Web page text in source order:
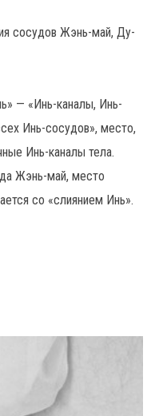
сосудов Жэнь-май, Ду-
— «Инь-каналы, Инь-
Инь-сосудов», место,
Инь-каналы тела.
Жэнь-май, место
со «слиянием Инь».